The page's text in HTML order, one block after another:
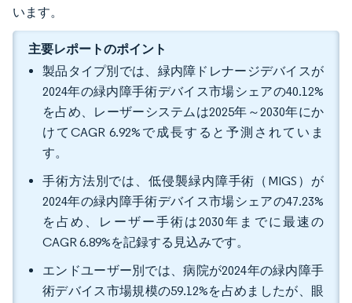
います。
主要レポートのポイント
製品タイプ別では、緑内障ドレナージデバイスが
2024年の緑内障手術デバイス市場シェアの40.12%
を占め、レーザーシステムは2025年～2030年にか
けてCAGR 6.92%で成長すると予測されていま
す。
手術方法別では、低侵襲緑内障手術（MIGS）が
2024年の緑内障手術デバイス市場シェアの47.23%
を占め、レーザー手術は2030年までに最速の
CAGR 6.89%を記録する見込みです。
エンドユーザー別では、病院が2024年の緑内障手
術デバイス市場規模の59.12%を占めましたが、眼